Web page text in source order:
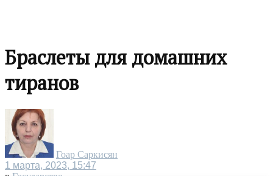
Браслеты для домашних
тиранов
Гоар Саркисян
1 марта, 2023, 15:47